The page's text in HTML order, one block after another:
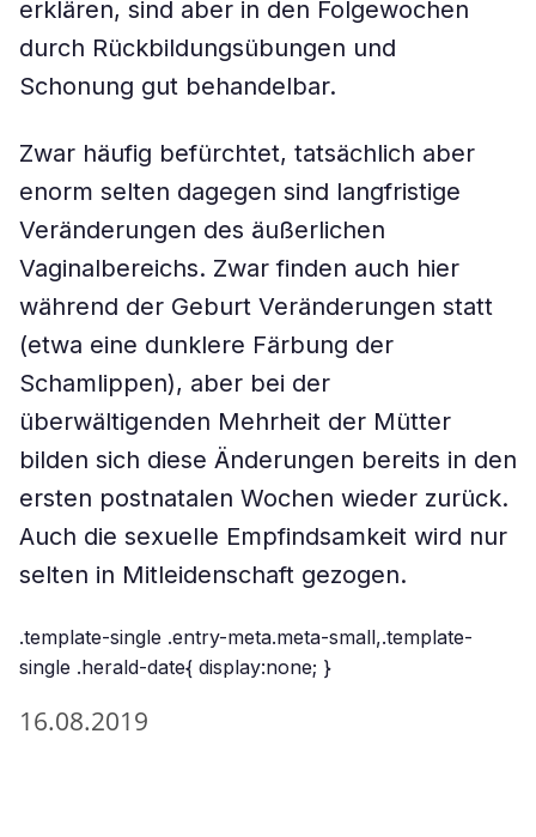
erklären, sind aber in den Folgewochen
durch Rückbildungsübungen und
Schonung gut behandelbar.
Zwar häufig befürchtet, tatsächlich aber
enorm selten dagegen sind langfristige
Veränderungen des äußerlichen
Vaginalbereichs. Zwar finden auch hier
während der Geburt Veränderungen statt
(etwa eine dunklere Färbung der
Schamlippen), aber bei der
überwältigenden Mehrheit der Mütter
bilden sich diese Änderungen bereits in den
ersten postnatalen Wochen wieder zurück.
Auch die sexuelle Empfindsamkeit wird nur
selten in Mitleidenschaft gezogen.
.template-single .entry-meta.meta-small,.template-
single .herald-date{ display:none; }
16.08.2019